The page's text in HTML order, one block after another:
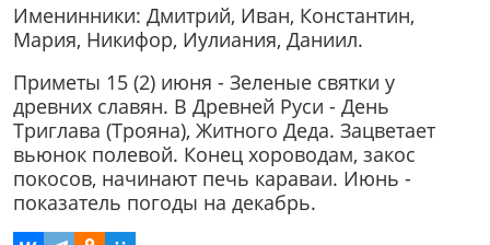
Именинники: Дмитрий, Иван, Константин,
Мария, Никифор, Иулиания, Даниил.
Приметы 15 (2) июня - Зеленые святки у
древних славян. В Древней Руси - День
Триглава (Трояна), Житного Деда. Зацветает
вьюнок полевой. Конец хороводам, закос
покосов, начинают печь караваи. Июнь -
показатель погоды на декабрь.